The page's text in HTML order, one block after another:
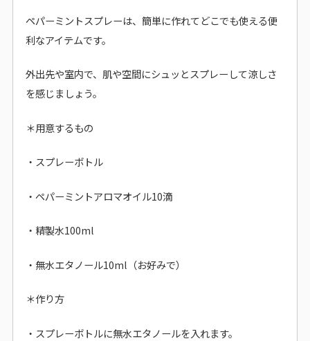
ペパーミントスプレーは、簡単に作れてどこでも使える便
利なアイテムです。
外出先や室内で、肌や空間にシュッとスプレーして涼しさ
を感じましょう。
＊用意するもの
・スプレーボトル
・ペパーミントアロマオイル10滴
・精製水100ml
・無水エタノール10ml（お好みで）
＊作り方
・スプレーボトルに無水エタノールを入れます。